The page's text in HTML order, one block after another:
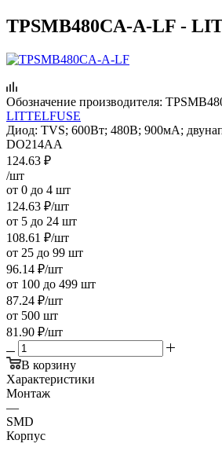
TPSMB480CA-A-LF -
Обозначение производителя:
LITTELFUSE
Диод: TVS; 600Вт; 480В; 900мА;
DO214AA
124.63 ₽
/шт
от 0 до 4 шт
124.63 ₽/шт
от 5 до 24 шт
108.61 ₽/шт
от 25 до 99 шт
96.14 ₽/шт
от 100 до 499 шт
87.24 ₽/шт
от 500 шт
81.90 ₽/шт
В корзину
Характеристики
Монтаж
—
SMD
Корпус